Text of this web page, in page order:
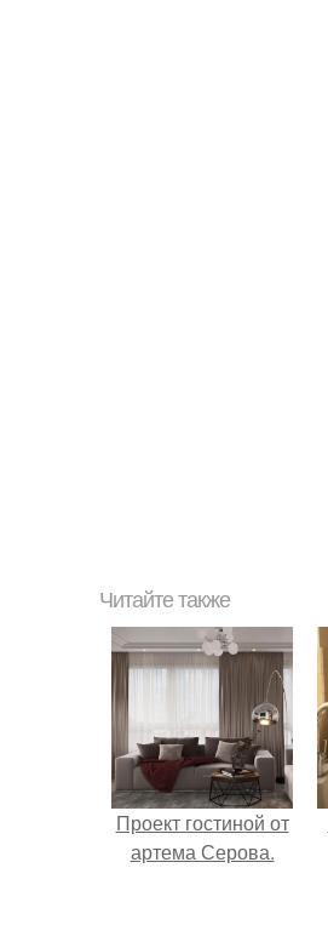
Читайте также
Проект гостиной от
артема Серова.